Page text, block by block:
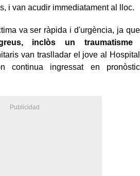
i van acudir immediatament al lloc.
va ser ràpida i d'urgència, ja que
inclòs un traumatisme
van traslladar el jove al Hospital
continua ingressat en pronòstic